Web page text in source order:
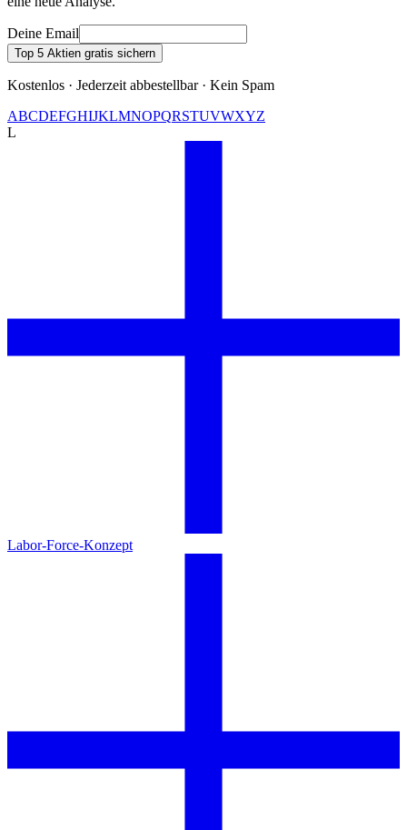
Deine Email
Top 5 Aktien gratis sichern
Kostenlos · Jederzeit abbestellbar · Kein Spam
ABCDEFGHIJKLMNOPQRSTUVWXYZ
L
Labor-Force-Konzept